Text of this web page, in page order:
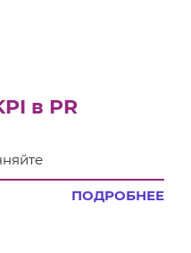
в PR
ПОДРОБНЕЕ